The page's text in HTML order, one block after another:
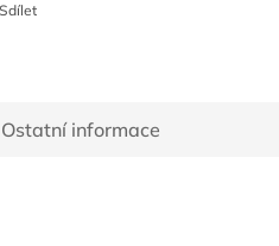
Sdílet
Ostatní informace